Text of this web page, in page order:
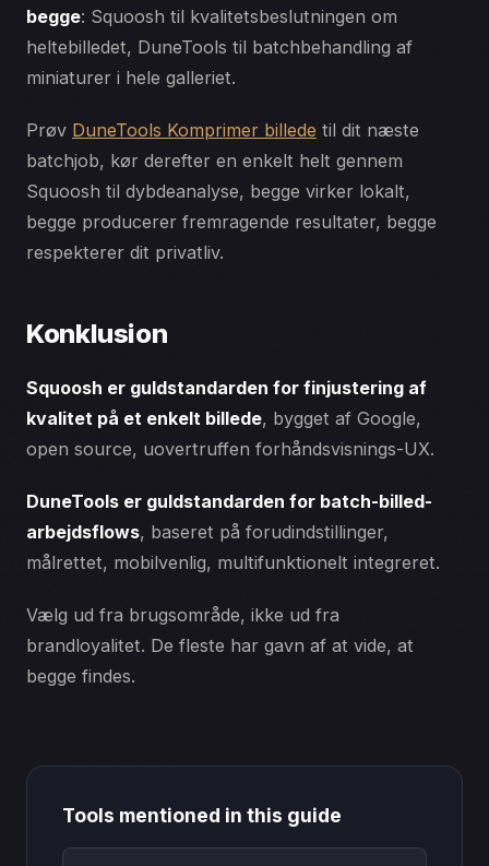
begge: Squoosh til kvalitetsbeslutningen om
heltebilledet, DuneTools til batchbehandling af
miniaturer i hele galleriet.
Prøv DuneTools Komprimer billede til dit næste
batchjob, kør derefter en enkelt helt gennem
Squoosh til dybdeanalyse, begge virker lokalt,
begge producerer fremragende resultater, begge
respekterer dit privatliv.
Konklusion
Squoosh er guldstandarden for finjustering af
kvalitet på et enkelt billede, bygget af Google,
open source, uovertruffen forhåndsvisnings-UX.
DuneTools er guldstandarden for batch-billed-
arbejdsflows, baseret på forudindstillinger,
målrettet, mobilvenlig, multifunktionelt integreret.
Vælg ud fra brugsområde, ikke ud fra
brandloyalitet. De fleste har gavn af at vide, at
begge findes.
Tools mentioned in this guide